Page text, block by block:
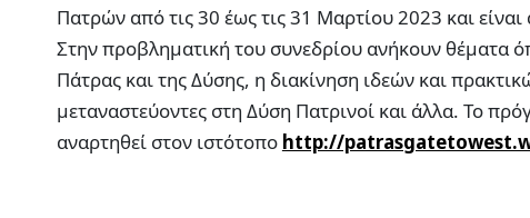
Πατρών από τις 30 έως τις 31 Μαρτίου 2023 και
Στην προβληματική του συνεδρίου ανήκουν θέματα
Πάτρας και της Δύσης, η διακίνηση ιδεών και
μεταναστεύοντες στη Δύση Πατρινοί και άλλα. Το
αναρτηθεί στον ιστότοπο http://